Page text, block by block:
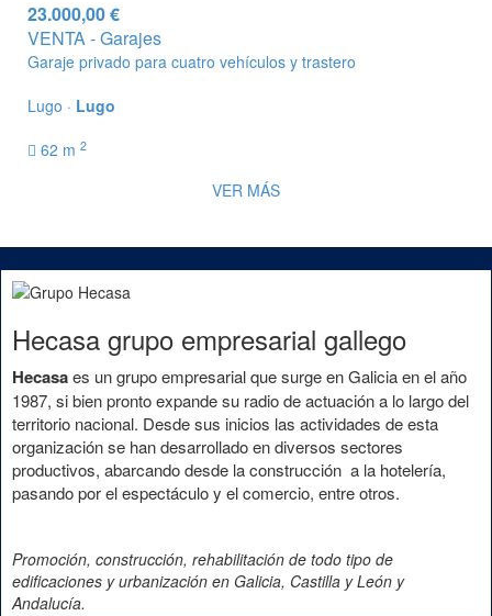
23.000,00 €
VENTA - Garajes
Garaje privado para cuatro vehículos y trastero
Lugo · Lugo
62 m 2
VER MÁS
Hecasa grupo empresarial gallego
Hecasaes un grupo empresarial que surge en Galicia en el año
1987, si bien pronto expande su radio de actuación a lo largo del
territorio nacional. Desde sus inicios las actividades de esta
organización se han desarrollado en diversos sectores
productivos, abarcando desde la construcción a la hotelería,
pasando por el espectáculo y el comercio, entre otros.
Promoción, construcción, rehabilitación de todo tipo de
edificaciones y urbanización en Galicia, Castilla y León y
Andalucía.